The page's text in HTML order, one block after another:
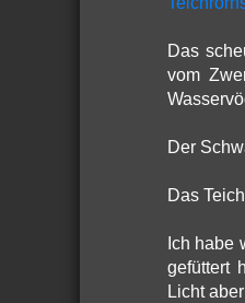
Das
vom
Der
Das
Ich habe
gefüttert
Licht